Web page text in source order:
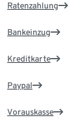
Ratenzahlung
Bankeinzug
Kreditkarte
Paypal
Vorauskasse